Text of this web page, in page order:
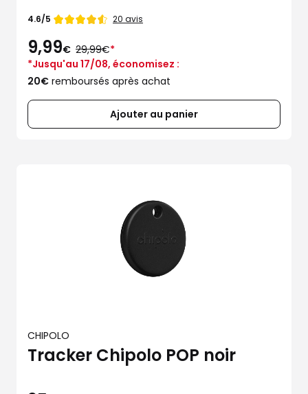
Note
4.6/5 20 avis
9,99€ au
lieu
de
29,99€*
*Jusqu'au 17/08, économisez :
20€ remboursés après achat
Ajouter au panier
CHIPOLO
Tracker Chipolo POP noir